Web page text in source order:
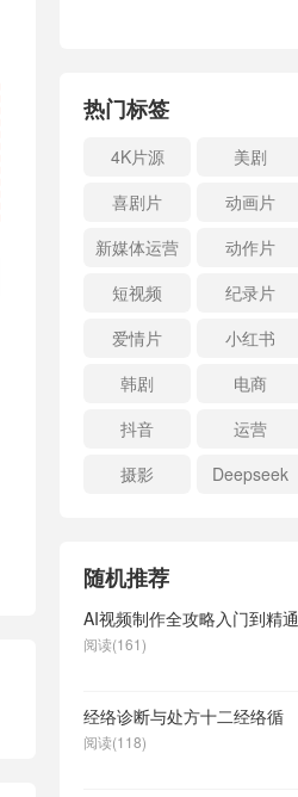
热门标签
4K片源 美剧
喜剧片
动画片
新媒体运营
动作片
短视频
纪录片
爱情片
小红书
韩剧
电商
抖音
运营
摄影
Deepseek
随机推荐
AI视频制作全攻略入门到精通
阅读(161)
经络诊断与处方十二经络循
阅读(118)